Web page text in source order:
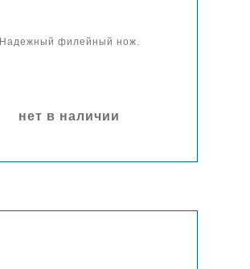
Надежный филейный нож.
нет в наличии